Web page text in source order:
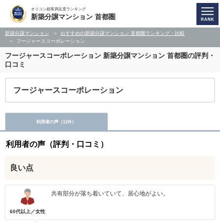
オリコン顧客満足度ランキング
新築分譲マンション 首都圏
新築分譲マンション
おすすめの新築分譲マンション 首都圏ランキング・比較
フージャースコーポレーション
フージャースコーポレーション 新築分譲マンション 首都圏の評判・
口コミ
フージャースコーポレーション
利用者の声（12件）
利用者の声（評判・口コミ）
良い点
60代以上／女性
共有部分が落ち着いていて、居心地がよい。